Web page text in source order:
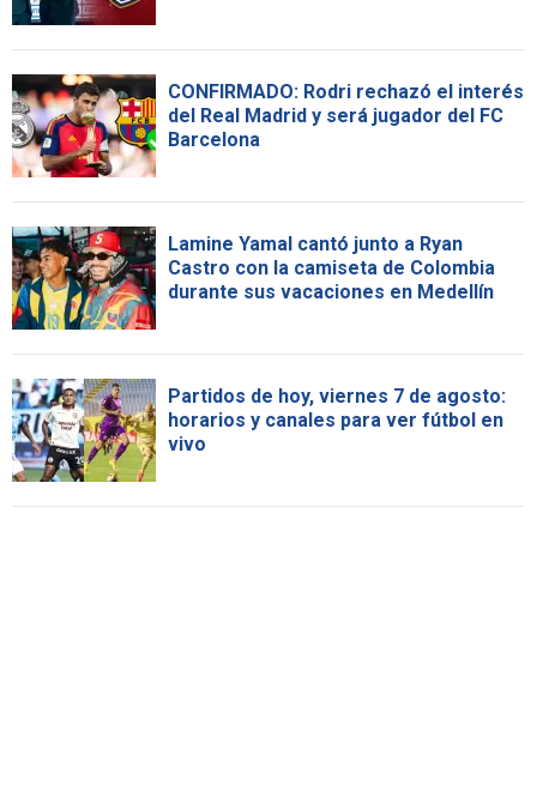
CONFIRMADO: Rodri rechazó el interés
del Real Madrid y será jugador del FC
Barcelona
Lamine Yamal cantó junto a Ryan
Castro con la camiseta de Colombia
durante sus vacaciones en Medellín
Partidos de hoy, viernes 7 de agosto:
horarios y canales para ver fútbol en
vivo